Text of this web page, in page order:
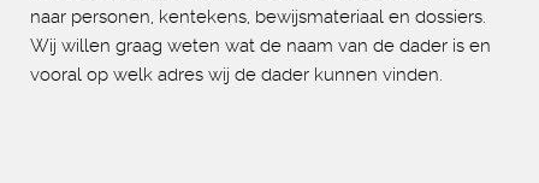
naar personen, kentekens, bewijsmateriaal en dossiers.
Wij willen graag weten wat de naam van de dader is en
vooral op welk adres wij de dader kunnen vinden.